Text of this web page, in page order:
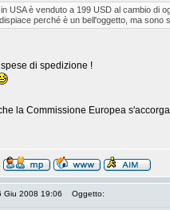
USA è venduto a 199 USD al cambio di
perché è un bell'oggetto, ma sono
di spedizione !
la Commissione Europea
Giu 2008 19:06 Oggetto: